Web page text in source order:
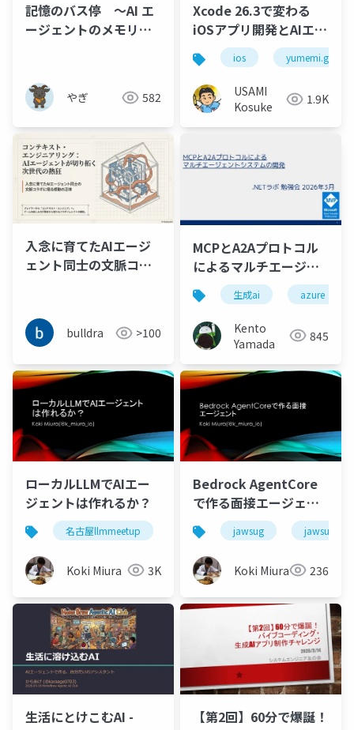
記憶のバス停 〜AI エ
ージェントのメモリー
やぎ 582
Xcode 26.3で変わる
iOSアプリ開発とAIエー
ジェント
ios yumemi.grow
USAMI
Kosuke
1.9K
入念に育てたAIエージ
ェント同士の文脈コラ
bulldra >100
MCPとA2Aプロトコル
によるマルチエージェ
ントシステムの開発
生成ai azure
Kento
Yamada
845
ローカルLLMでAIエー
ジェントは作れるか？
名古屋llmmeetup
Koki Miura 3K
Bedrock AgentCore
で作る面接エージェン
ト
jawsug
Koki Miura 236
生活にとけこむAI -
【第2回】60分で爆誕！